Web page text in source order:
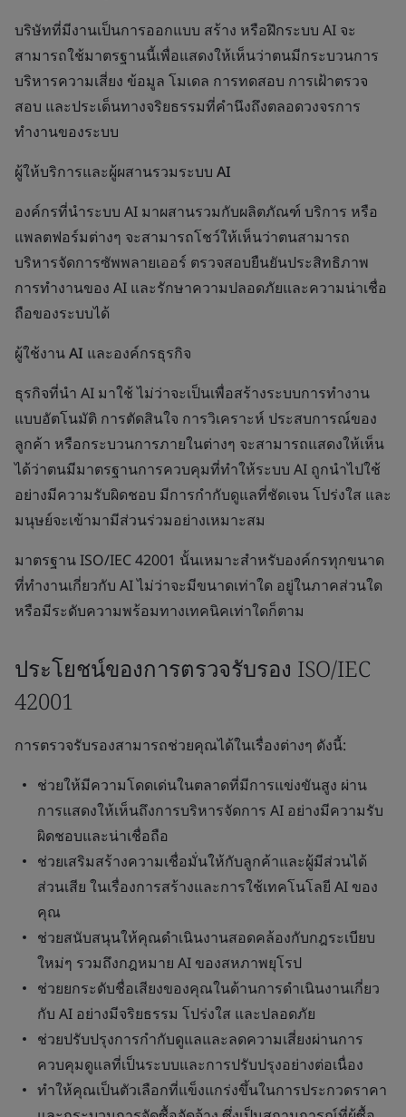
บริษัทที่มีงานเป็นการออกแบบ สร้าง หรือฝึกระบบ AI จะ
สามารถใช้มาตรฐานนี้เพื่อแสดงให้เห็นว่าตนมีกระบวนการ
บริหารความเสี่ยง ข้อมูล โมเดล การทดสอบ การเฝ้าตรวจ
สอบ และประเด็นทางจริยธรรมที่คำนึงถึงตลอดวงจรการ
ทำงานของระบบ
ผู้ให้บริการและผู้ผสานรวมระบบ AI
องค์กรที่นำระบบ AI มาผสานรวมกับผลิตภัณฑ์ บริการ หรือ
แพลตฟอร์มต่างๆ จะสามารถโชว์ให้เห็นว่าตนสามารถ
บริหารจัดการซัพพลายเออร์ ตรวจสอบยืนยันประสิทธิภาพ
การทำงานของ AI และรักษาความปลอดภัยและความน่าเชื่อ
ถือของระบบได้
ผู้ใช้งาน AI และองค์กรธุรกิจ
ธุรกิจที่นำ AI มาใช้ ไม่ว่าจะเป็นเพื่อสร้างระบบการทำงาน
แบบอัตโนมัติ การตัดสินใจ การวิเคราะห์ ประสบการณ์ของ
ลูกค้า หรือกระบวนการภายในต่างๆ จะสามารถแสดงให้เห็น
ได้ว่าตนมีมาตรฐานการควบคุมที่ทำให้ระบบ AI ถูกนำไปใช้
อย่างมีความรับผิดชอบ มีการกำกับดูแลที่ชัดเจน โปร่งใส และ
มนุษย์จะเข้ามามีส่วนร่วมอย่างเหมาะสม
มาตรฐาน ISO/IEC 42001 นั้นเหมาะสำหรับองค์กรทุกขนาด
ที่ทำงานเกี่ยวกับ AI ไม่ว่าจะมีขนาดเท่าใด อยู่ในภาคส่วนใด
หรือมีระดับความพร้อมทางเทคนิคเท่าใดก็ตาม
ประโยชน์ของการตรวจรับรอง ISO/IEC
42001
การตรวจรับรองสามารถช่วยคุณได้ในเรื่องต่างๆ ดังนี้:
ช่วยให้มีความโดดเด่นในตลาดที่มีการแข่งขันสูง ผ่าน
การแสดงให้เห็นถึงการบริหารจัดการ AI อย่างมีความรับ
ผิดชอบและน่าเชื่อถือ
ช่วยเสริมสร้างความเชื่อมั่นให้กับลูกค้าและผู้มีส่วนได้
ส่วนเสีย ในเรื่องการสร้างและการใช้เทคโนโลยี AI ของ
คุณ
ช่วยสนับสนุนให้คุณดำเนินงานสอดคล้องกับกฎระเบียบ
ใหม่ๆ รวมถึงกฎหมาย AI ของสหภาพยุโรป
ช่วยยกระดับชื่อเสียงของคุณในด้านการดำเนินงานเกี่ยว
กับ AI อย่างมีจริยธรรม โปร่งใส และปลอดภัย
ช่วยปรับปรุงการกำกับดูแลและลดความเสี่ยงผ่านการ
ควบคุมดูแลที่เป็นระบบและการปรับปรุงอย่างต่อเนื่อง
ทำให้คุณเป็นตัวเลือกที่แข็งแกร่งขึ้นในการประกวดราคา